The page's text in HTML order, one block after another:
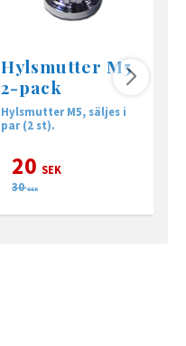
Hylsmutter M5
2-pack
Hylsmutter M5, säljes i
par (2 st).
20 SEK
30 SEK